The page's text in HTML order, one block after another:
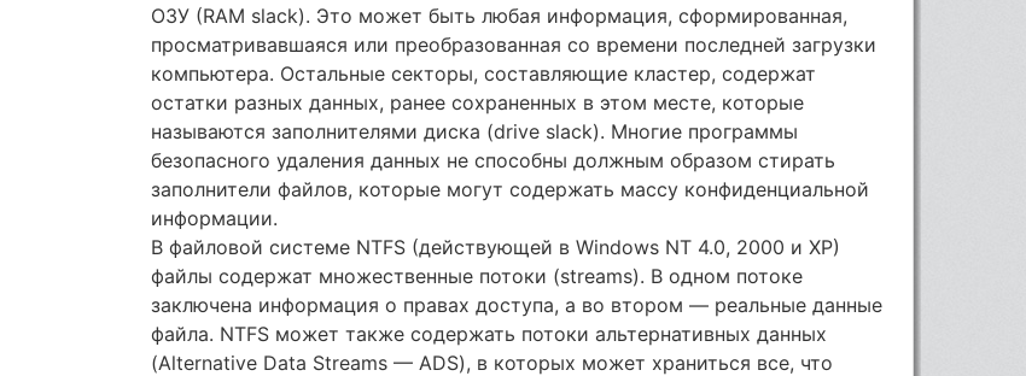
ОЗУ (RAM slack). Это может быть любая информация, сформированная,
просматривавшаяся или преобразованная со времени последней загрузки
компьютера. Остальные секторы, составляющие кластер, содержат
остатки разных данных, ранее сохраненных в этом месте, которые
называются заполнителями диска (drive slack). Многие программы
безопасного удаления данных не способны должным образом стирать
заполнители файлов, которые могут содержать массу конфиденциальной
информации.
В файловой системе NTFS (действующей в Windows NT 4.0, 2000 и XP)
файлы содержат множественные потоки (streams). В одном потоке
заключена информация о правах доступа, а во втором — реальные данные
файла. NTFS может также содержать потоки альтернативных данных
(Alternative Data Streams — ADS), в которых может храниться все, что